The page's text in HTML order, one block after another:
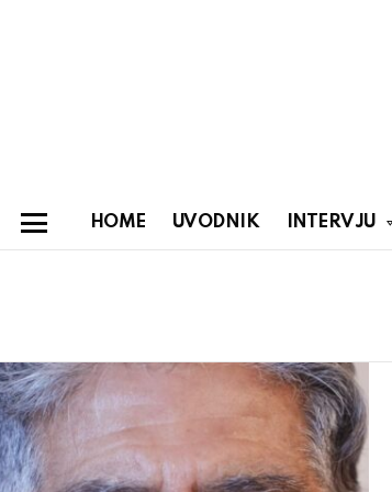
HOME UVODNIK INTERVJU
Latest
stories